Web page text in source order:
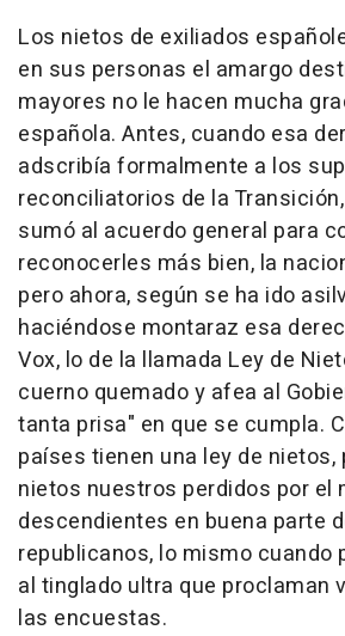
Los nietos de exiliados
en sus personas el amargo
mayores no le hacen mucha
española. Antes, cuando esa
adscribía formalmente a los
reconciliatorios de la
sumó al acuerdo general para
reconocerles más bien, la
pero ahora, según se ha ido
haciéndose montaraz esa
Vox, lo de la llamada Ley de
cuerno quemado y afea al
tanta prisa" en que se cumpla.
países tienen una ley de nietos,
nietos nuestros perdidos por el
descendientes en buena parte
republicanos, lo mismo cuando
al tinglado ultra que proclaman
las encuestas.